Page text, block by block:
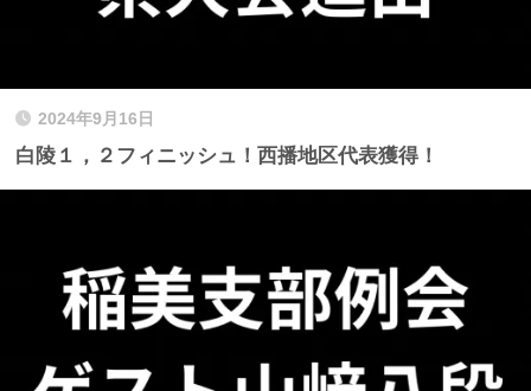
2024年9月16日
白陵１，２フィニッシュ！西播地区代表獲得！